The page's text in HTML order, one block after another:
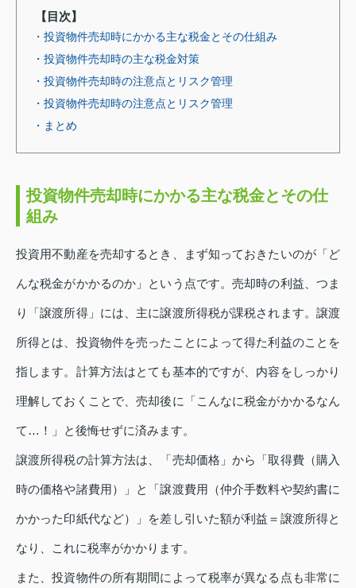
【目次】
・投資物件売却時にかかる主な税金とその仕組み
・投資物件売却時の主な税金対策
・投資物件売却時の注意点とリスク管理
・投資物件売却時の注意点とリスク管理
・まとめ
投資物件売却時にかかる主な税金とその仕
組み
投資用不動産を売却するとき、まず知っておきたいのが「ど
んな税金がかかるのか」という点です。売却時の利益、つま
り「譲渡所得」には、主に譲渡所得税が課税されます。譲渡
所得とは、投資物件を売ったことによって得た利益のことを
指します。計算方法はとても基本的ですが、内容をしっかり
理解しておくことで、売却後に「こんなに税金がかかるなん
て…！」と後悔せずに済みます。
譲渡所得税の計算方法は、「売却価格」から「取得費（購入
時の価格や諸費用）」と「譲渡費用（仲介手数料や契約書に
かかった印紙代など）」を差し引いた額が利益＝譲渡所得と
なり、これに税率がかかります。
また、投資物件の所有期間によって税率が異なる点も非常に